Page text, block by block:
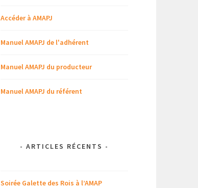
Accéder à AMAPJ
Manuel AMAPJ de l'adhérent
Manuel AMAPJ du producteur
Manuel AMAPJ du référent
- ARTICLES RÉCENTS -
Soirée Galette des Rois à l’AMAP